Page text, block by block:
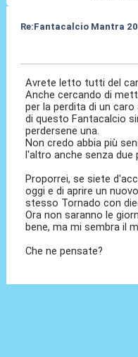
Re:Fantacalcio Mantra
Avrete letto tutti del
Anche cercando di
per la perdita di un
di questo Fantacalcio
perdersene una.
Non credo abbia più
l'altro anche senza due
Proporrei, se siete
oggi e di aprire un
stesso Tornado con
Ora non saranno le
bene, ma mi sembra il
Che ne pensate?